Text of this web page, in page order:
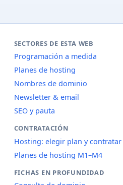
SECTORES DE ESTA WEB
Programación a medida
Planes de hosting
Nombres de dominio
Newsletter & email
SEO y pauta
CONTRATACIÓN
Hosting: elegir plan y
Planes de hosting M1–M4
FICHAS EN PROFUNDIDAD